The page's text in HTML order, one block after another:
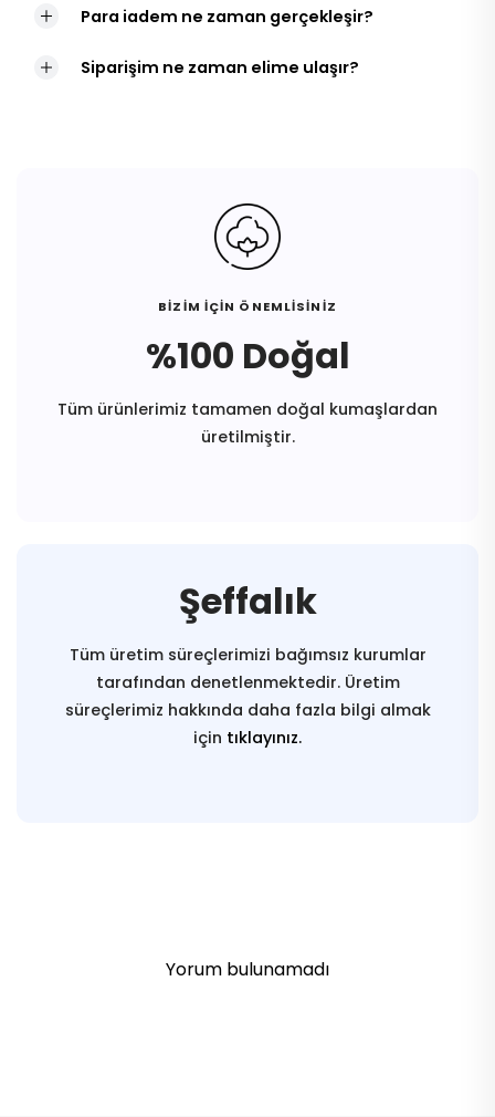
Para iadem ne zaman gerçekleşir?
Siparişim ne zaman elime ulaşır?
BİZİM İÇİN ÖNEMLİSİNİZ
%100 Doğal
Tüm ürünlerimiz tamamen doğal kumaşlardan
üretilmiştir.
Şeffalık
Tüm üretim süreçlerimizi bağımsız kurumlar
tarafından denetlenmektedir. Üretim
süreçlerimiz hakkında daha fazla bilgi almak
için tıklayınız.
Yorum bulunamadı